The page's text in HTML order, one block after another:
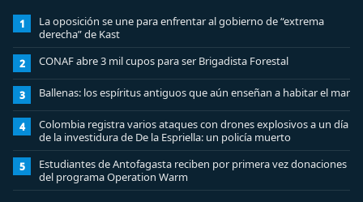
1
La oposición se une para enfrentar al gobierno de “extrema
derecha” de Kast
2 CONAF abre 3 mil cupos para ser Brigadista Forestal
3 Ballenas: los espíritus antiguos que aún enseñan a habitar el mar
4
Colombia registra varios ataques con drones explosivos a un día
de la investidura de De la Espriella: un policía muerto
5
Estudiantes de Antofagasta reciben por primera vez donaciones
del programa Operation Warm